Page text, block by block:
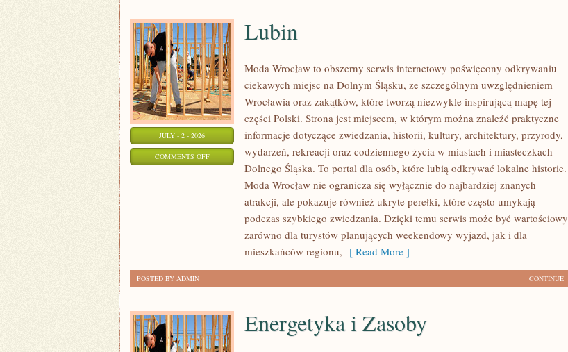
JULY - 2 - 2026
COMMENTS OFFON
Lubin
Moda Wrocław to obszerny serwis internetowy poświęcony odkrywaniu
ciekawych miejsc na Dolnym Śląsku, ze szczególnym uwzględnieniem
Wrocławia oraz zakątków, które tworzą niezwykle inspirującą mapę tej
części Polski. Strona jest miejscem, w którym można znaleźć praktyczne
informacje dotyczące zwiedzania, historii, kultury, architektury, przyrody,
wydarzeń, rekreacji oraz codziennego życia w miastach i miasteczkach
Dolnego Śląska. To portal dla osób, które lubią odkrywać lokalne historie.
Moda Wrocław nie ogranicza się wyłącznie do najbardziej znanych
atrakcji, ale pokazuje również ukryte perełki, które często umykają
podczas szybkiego zwiedzania. Dzięki temu serwis może być wartościowy
zarówno dla turystów planujących weekendowy wyjazd, jak i dla
mieszkańców regionu, [ Read More ]
CONTINUE
POSTED BY ADMIN
Energetyka i Zasoby